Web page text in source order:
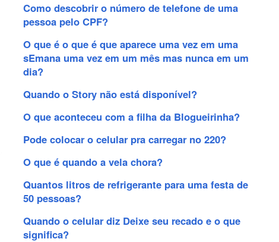
Como descobrir o número de telefone de uma
pessoa pelo CPF?
O que é o que é que aparece uma vez em uma
sEmana uma vez em um mês mas nunca em um
dia?
Quando o Story não está disponível?
O que aconteceu com a filha da Blogueirinha?
Pode colocar o celular pra carregar no 220?
O que é quando a vela chora?
Quantos litros de refrigerante para uma festa de
50 pessoas?
Quando o celular diz Deixe seu recado e o que
significa?